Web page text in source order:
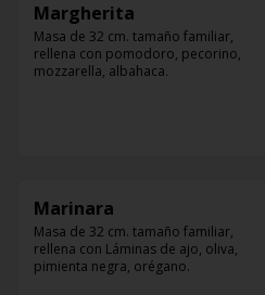
Margherita
Masa de 32 cm. tamaño familiar,
rellena con pomodoro, pecorino,
mozzarella, albahaca.
Marinara
Masa de 32 cm. tamaño familiar,
rellena con Láminas de ajo, oliva,
pimienta negra, orégano.